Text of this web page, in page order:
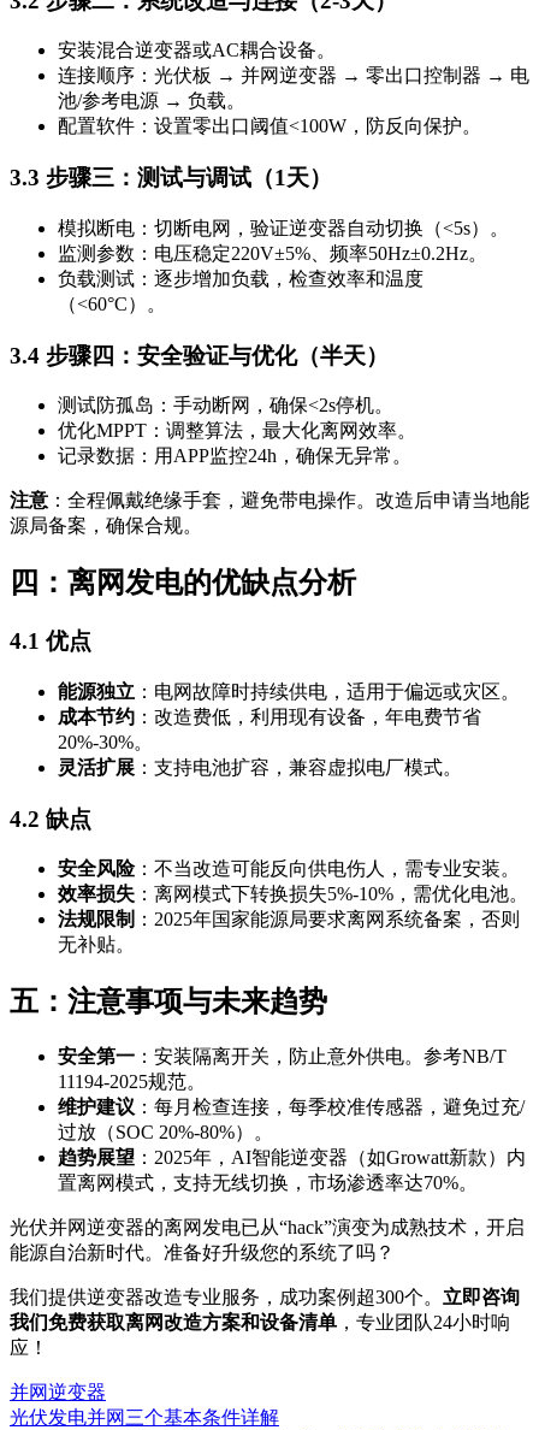
安装混合逆变器或AC耦合设备。
连接顺序：光伏板 → 并网逆变器 → 零出口控制器 → 电
池/参考电源 → 负载。
配置软件：设置零出口阈值<100W，防反向保护。
3.3 步骤三：测试与调试（1天）
模拟断电：切断电网，验证逆变器自动切换（<5s）。
监测参数：电压稳定220V±5%、频率50Hz±0.2Hz。
负载测试：逐步增加负载，检查效率和温度
（<60°C）。
3.4 步骤四：安全验证与优化（半天）
测试防孤岛：手动断网，确保<2s停机。
优化MPPT：调整算法，最大化离网效率。
记录数据：用APP监控24h，确保无异常。
注意 ：全程佩戴绝缘手套，避免带电操作。改造后申请当地能
源局备案，确保合规。
四：离网发电的优缺点分析
4.1 优点
能源独立 ：电网故障时持续供电，适用于偏远或灾区。
成本节约 ：改造费低，利用现有设备，年电费节省
20%-30%。
灵活扩展 ：支持电池扩容，兼容虚拟电厂模式。
4.2 缺点
安全风险：不当改造可能反向供电伤人，需专业安装。
效率损失 ：离网模式下转换损失5%-10%，需优化电池。
法规限制 ：2025年国家能源局要求离网系统备案，否则
无补贴。
五：注意事项与未来趋势
安全第一 ：安装隔离开关，防止意外供电。参考NB/T
11194-2025规范。
维护建议 ：每月检查连接，每季校准传感器，避免过充/
过放（SOC 20%-80%）。
趋势展望 ：2025年，AI智能逆变器（如Growatt新款）内
置离网模式，支持无线切换，市场渗透率达70%。
光伏并网逆变器的离网发电已从“hack”演变为成熟技术，开启
能源自治新时代。准备好升级您的系统了吗？
我们提供逆变器改造专业服务，成功案例超300个。 立即咨询
我们免费获取离网改造方案和设备清单 ，专业团队24小时响
应！
并网逆变器
光伏发电并网三个基本条件详解